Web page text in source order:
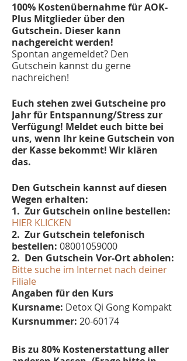
100% Kostenübernahme für AOK-
Plus Mitglieder über den
Gutschein. Dieser kann
nachgereicht werden!
Spontan angemeldet? Den
Gutschein kannst du gerne
nachreichen!
Euch stehen zwei Gutscheine pro
Jahr für Entspannung/Stress zur
Verfügung! Meldet euch bitte bei
uns, wenn Ihr keine Gutschein von
der Kasse bekommt! Wir klären
das.
Den Gutschein kannst auf diesen
Wegen erhalten:
1. Zur Gutschein online bestellen:
HIER KLICKEN
2. Zur Gutschein telefonisch
bestellen: 08001059000
2. Den Gutschein Vor-Ort abholen:
Bitte suche im Internet nach deiner
Filiale
Angaben für den Kurs
Kursname: Detox Qi Gong Kompakt
Kursnummer: 20-60174
Bis zu 80% Kostenerstattung aller